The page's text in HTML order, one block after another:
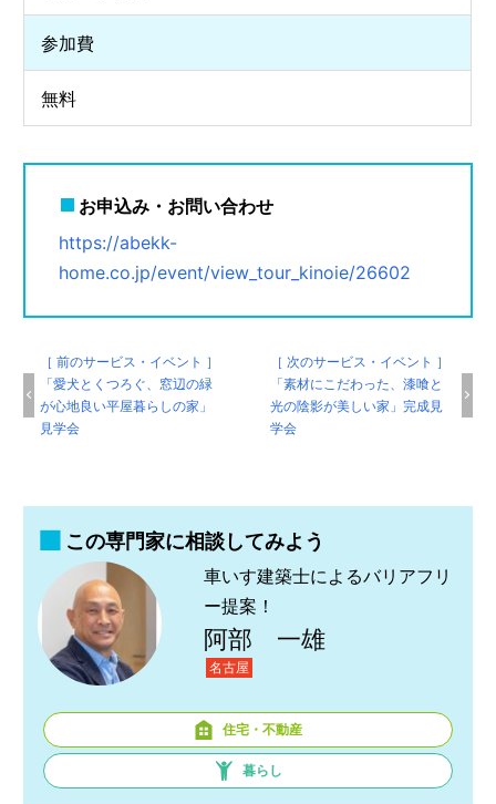
参加費
無料
お申込み・お問い合わせ
https://abekk-
home.co.jp/event/view_tour_kinoie/26602
［ 前のサービス・イベント ］
「愛犬とくつろぐ、窓辺の緑
が心地良い平屋暮らしの家」
見学会
［ 次のサービス・イベント ］
「素材にこだわった、漆喰と
光の陰影が美しい家」完成見
学会
この専門家に相談してみよう
車いす建築士によるバリアフリ
ー提案！
阿部 一雄
名古屋
住宅・不動産
暮らし